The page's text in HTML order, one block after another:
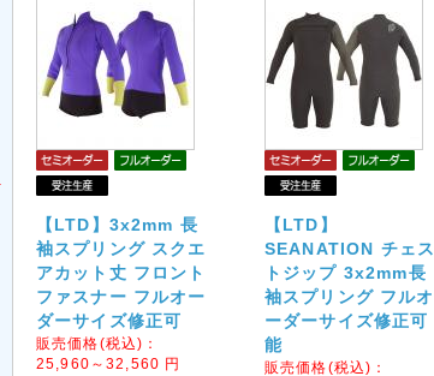
【LTD】3x2mm 長
袖スプリング スクエ
アカット丈 フロント
ファスナー フルオー
ダーサイズ修正可
販売価格(税込)：
25,960～32,560 円
【LTD】
SEANATION チェス
トジップ 3x2mm長
袖スプリング フルオ
ーダーサイズ修正可
能
販売価格(税込)：